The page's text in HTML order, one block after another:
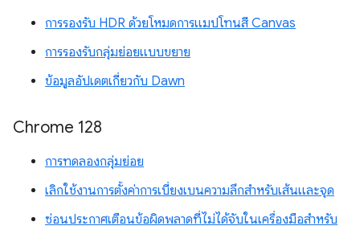
การรองรับ HDR ด้วยโหมดการแมปโทนสี Canvas
การรองรับกลุ่มย่อยแบบขยาย
ข้อมูลอัปเดตเกี่ยวกับ Dawn
Chrome 128
การทดลองกลุ่มย่อย
เลิกใช้งานการตั้งค่าการเบี่ยงเบนความลึกสำหรับเส้นและจุด
ซ่อนประกาศเตือนข้อผิดพลาดที่ไม่ได้จับในเครื่องมือสำหรับ